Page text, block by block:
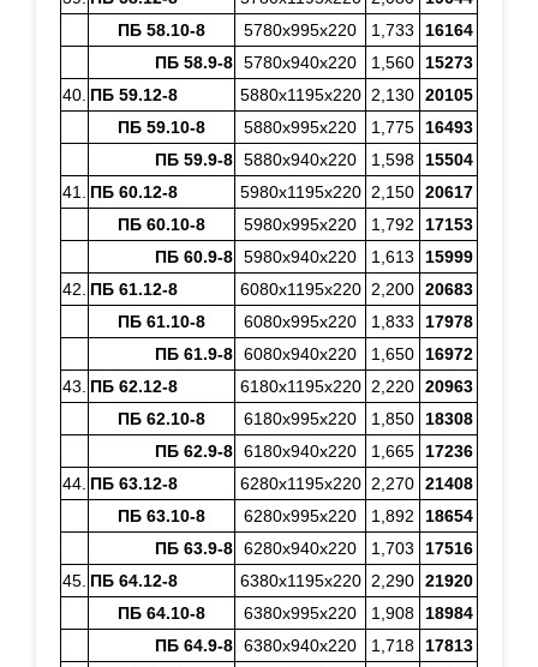
ПБ 58.10-8
5780х995х220 1,733
16164
ПБ 58.9-8 5780х940х220 1,560
15273
40. ПБ 59.12-8 5880х1195х220 2,130 20105
ПБ 59.10-8
5880х995х220 1,775
16493
ПБ 59.9-8 5880х940х220 1,598
15504
41.
ПБ 60.12-8 5980х1195х220 2,150 20617
ПБ 60.10-8
5980х995х220 1,792
17153
ПБ 60.9-8 5980х940х220 1,613
15999
42. ПБ 61.12-8 6080х1195х220 2,200 20683
ПБ 61.10-8
6080х995х220 1,833
17978
ПБ 61.9-8 6080х940х220 1,650
16972
43. ПБ 62.12-8 6180х1195х220 2,220 20963
ПБ 62.10-8
6180х995х220 1,850
18308
ПБ 62.9-8 6180х940х220 1,665
17236
44. ПБ 63.12-8 6280х1195х220 2,270 21408
ПБ 63.10-8
6280х995х220 1,892
18654
ПБ 63.9-8 6280х940х220 1,703
17516
45. ПБ 64.12-8 6380х1195х220 2,290 21920
ПБ 64.10-8
6380х995х220 1,908
18984
ПБ 64.9-8 6380х940х220 1,718
17813